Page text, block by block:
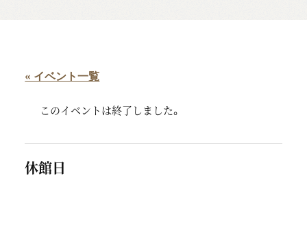
« イベント一覧
このイベントは終了しました。
休館日